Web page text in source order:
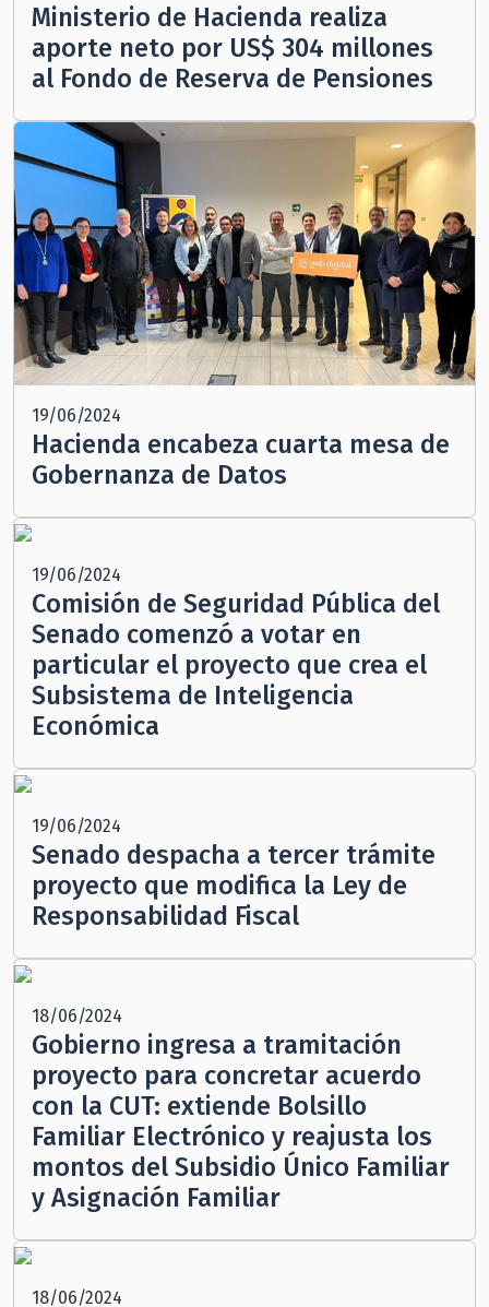
Ministerio de Hacienda realiza
aporte neto por US$ 304 millones
al Fondo de Reserva de Pensiones
19/06/2024
Hacienda encabeza cuarta mesa de
Gobernanza de Datos
19/06/2024
Comisión de Seguridad Pública del
Senado comenzó a votar en
particular el proyecto que crea el
Subsistema de Inteligencia
Económica
19/06/2024
Senado despacha a tercer trámite
proyecto que modifica la Ley de
Responsabilidad Fiscal
18/06/2024
Gobierno ingresa a tramitación
proyecto para concretar acuerdo
con la CUT: extiende Bolsillo
Familiar Electrónico y reajusta los
montos del Subsidio Único Familiar
y Asignación Familiar
18/06/2024